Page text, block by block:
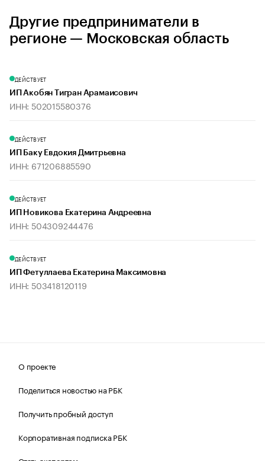
Другие предприниматели в
регионе — Московская область
ДЕЙСТВУЕТ
ИП Акобян Тигран Арамаисович
ИНН: 502015580376
ДЕЙСТВУЕТ
ИП Баку Евдокия Дмитрьевна
ИНН: 671206885590
ДЕЙСТВУЕТ
ИП Новикова Екатерина Андреевна
ИНН: 504309244476
ДЕЙСТВУЕТ
ИП Фетуллаева Екатерина Максимовна
ИНН: 503418120119
О проекте
Поделиться новостью на РБК
Получить пробный доступ
Корпоративная подписка РБК